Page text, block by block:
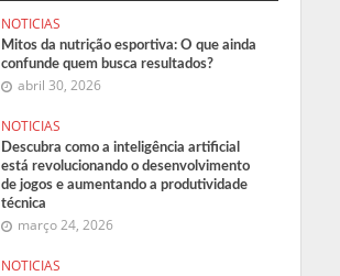
NOTICIAS
Mitos da nutrição esportiva: O que ainda
confunde quem busca resultados?
abril 30, 2026
NOTICIAS
Descubra como a inteligência artificial
está revolucionando o desenvolvimento
de jogos e aumentando a produtividade
técnica
março 24, 2026
NOTICIAS